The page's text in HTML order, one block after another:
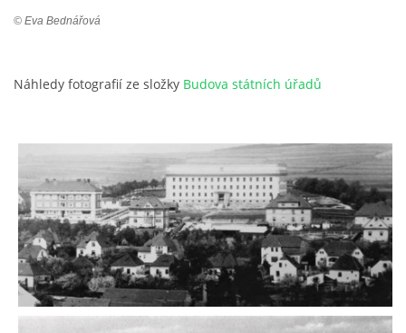
© Eva Bednářová
Náhledy fotografií ze složky Budova státních úřadů